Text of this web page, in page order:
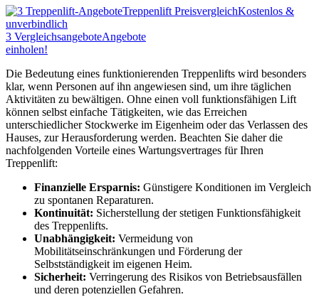
Treppenlift PreisvergleichKostenlos &
unverbindlich
3 VergleichsangeboteAngebote
einholen!
Die Bedeutung eines funktionierenden Treppenlifts wird besonders
klar, wenn Personen auf ihn angewiesen sind, um ihre täglichen
Aktivitäten zu bewältigen. Ohne einen voll funktionsfähigen Lift
können selbst einfache Tätigkeiten, wie das Erreichen
unterschiedlicher Stockwerke im Eigenheim oder das Verlassen des
Hauses, zur Herausforderung werden. Beachten Sie daher die
nachfolgenden Vorteile eines Wartungsvertrages für Ihren
Treppenlift:
Finanzielle Ersparnis: Günstigere Konditionen im Vergleich
zu spontanen Reparaturen.
Kontinuität: Sicherstellung der stetigen Funktionsfähigkeit
des Treppenlifts.
Unabhängigkeit: Vermeidung von
Mobilitätseinschränkungen und Förderung der
Selbstständigkeit im eigenen Heim.
Sicherheit: Verringerung des Risikos von Betriebsausfällen
und deren potenziellen Gefahren.